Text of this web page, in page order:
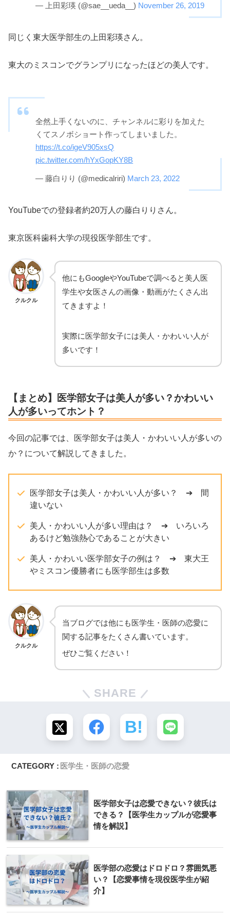
— 上田彩瑛 (@sae__ueda__) November 26, 2019
同じく東大医学部生の上田彩瑛さん。
東大のミスコンでグランプリになったほどの美人です。
全然上手くないのに、チャンネルに彩りを加えた
くてスノボショート作ってしまいました。
https://t.co/igeV905xsQ
pic.twitter.com/hYxGopKY8B
— 藤白りり (@medicalriri) March 23, 2022
YouTubeでの登録者約20万人の藤白りりさん。
東京医科歯科大学の現役医学部生です。
クルクル
他にもGoogleやYouTubeで調べると美人医
学生や女医さんの画像・動画がたくさん出
てきますよ！
実際に医学部女子には美人・かわいい人が
多いです！
【まとめ】医学部女子は美人が多い？かわいい
人が多いってホント？
今回の記事では、医学部女子は美人・かわいい人が多いの
か？について解説してきました。
医学部女子は美人・かわいい人が多い？ ➔ 間
違いない
美人・かわいい人が多い理由は？ ➔ いろいろ
あるけど勉強熱心であることが大きい
美人・かわいい医学部女子の例は？ ➔ 東大王
やミスコン優勝者にも医学部生は多数
クルクル
当ブログでは他にも医学生・医師の恋愛に
関する記事をたくさん書いています。
ぜひご覧ください！
SHARE
CATEGORY : 医学生・医師の恋愛
医学部女子は恋愛できない？彼氏は
できる？【医学生カップルが恋愛事
情を解説】
医学部の恋愛はドロドロ？雰囲気悪
い？【恋愛事情を現役医学生が紹
介】